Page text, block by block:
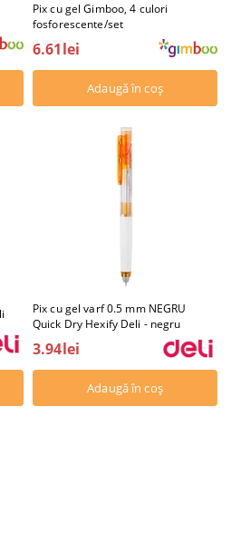
Pix cu gel Gimboo, 4 culori
fosforescente/set
6.61lei
Pix cu gel varf 0.5 mm NEGRU
Quick Dry Hexify Deli - negru
3.94lei